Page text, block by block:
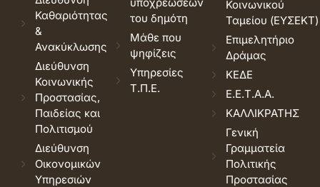
Καθαριότητας
&
Ανακύκλωσης
Διεύθυνση
Κοινωνικής
Προστασίας,
Παιδείας και
Πολιτισμού
Διεύθυνση
Οικονομικών
Υπηρεσιών
του δημότη
Μάθε που
ψηφίζεις
Υπηρεσίες
Τ.Π.Ε.
Κοινωνικού
Ταμείου (ΕΥΣΕΚΤ)
Επιμελητήριο
Δράμας
ΚΕΔΕ
Ε.Ε.Τ.Α.Α.
ΚΑΛΛΙΚΡΑΤΗΣ
Γενική
Γραμματεία
Πολιτικής
Προστασίας